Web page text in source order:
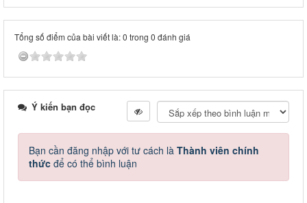
Tổng số điểm của bài viết là: 0 trong 0 đánh giá
Ý kiến bạn đọc
Bạn cần đăng nhập với tư cách là Thành viên chính
thức để có thể bình luận